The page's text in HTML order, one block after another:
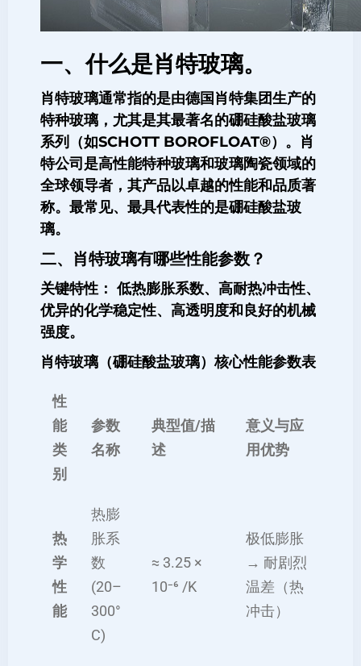
一、什么是肖特玻璃。
肖特玻璃通常指的是由德国肖特集团生产的
特种玻璃，尤其是其最著名的硼硅酸盐玻璃
系列（如SCHOTT BOROFLOAT®）。肖
特公司是高性能特种玻璃和玻璃陶瓷领域的
全球领导者，其产品以卓越的性能和品质著
称。最常见、最具代表性的是硼硅酸盐玻
璃。
二、肖特玻璃有哪些性能参数？
关键特性： 低热膨胀系数、高耐热冲击性、
优异的化学稳定性、高透明度和良好的机械
强度。
肖特玻璃（硼硅酸盐玻璃）核心性能参数表
性
能
类
别
参数
名称
典型值/描
述
意义与应
用优势
热
学
性
能
热膨
胀系
数
(20–
300°
C)
≈ 3.25 ×
10⁻⁶ /K
极低膨胀
→ 耐剧烈
温差（热
冲击）